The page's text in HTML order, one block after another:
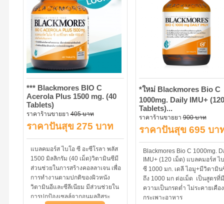
*** Blackmores BIO C
Acerola Plus 1500 mg. (40
Tablets)
ราคาร้านขายยา405 บาท
ราคาปันสุข 275 บาท
แบลคมอร์ส ไบโอ ซี อะซีโรลา พลัส
1500 มิลลิกรัม (40 เม็ด)วิตามินซีมี
ส่วนช่วยในการสร้างคอลลาเจน เพื่อ
การทำงานตามปกติของผิวหนัง
วิตามินอีและซีลีเนียม มีส่วนช่วยใน
การปกป้องเซลล์จากอนุมูลอิสระ...
*ใหม่ Blackmores Bio C
1000mg. Daily IMU+ (120
Tablets)...
ราคาร้านขายยา900 บาท
ราคาปันสุข 695 บา
Blackmores Bio C 1000mg.
IMU+ (120 เม็ด) แบลคมอร์ส ไ
ซี 1000 มก. เดลี ไอมู+มีวิตามิน
ถึง 1000 มก ต่อเม็ด เป็นสูตรที่มี
ความเป็นกรดต่ำ ไม่ระคายเคือง
กระเพาะอาหาร